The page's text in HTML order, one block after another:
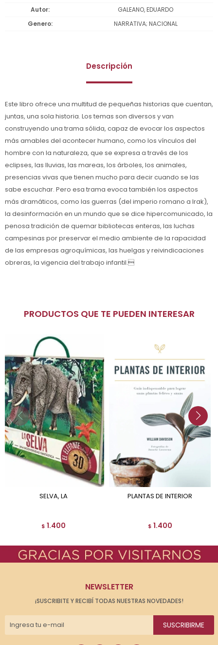
Autor
GALEANO, EDUARDO
Genero
NARRATIVA; NACIONAL
Descripción
Este libro ofrece una multitud de pequeñas historias que cuentan,
juntas, una sola historia. Los temas son diversos y van
construyendo una trama sólida, capaz de evocar los aspectos
más amables del acontecer humano, como los vínculos del
hombre con la naturaleza, que se expresa a través de los
eclipses, las lluvias, las mareas, los árboles, los animales,
presencias vivas que tienen mucho para decir cuando se las
sabe escuchar. Pero esa trama evoca también los aspectos
más dramáticos, como las guerras (del imperio romano a Irak),
la desinformación en un mundo que se dice hipercomunicado, la
penosa tradición de quemar bibliotecas enteras, las luchas
campesinas por preservar el medio ambiente de la rapacidad
de las empresas agroquímicas, las huelgas y reivindicaciones
obreras, la vigencia del trabajo infantil.
PRODUCTOS QUE TE PUEDEN INTERESAR
SELVA, LA
$ 1.400
PLANTAS DE INTERIOR
$ 1.400
NEWSLETTER
¡SUSCRIBITE Y RECIBÍ TODAS NUESTRAS NOVEDADES!
SUSCRIBIRME